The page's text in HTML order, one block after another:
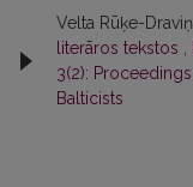
Velta Rūķe-
literāros tekstos
3(2):
Balticists